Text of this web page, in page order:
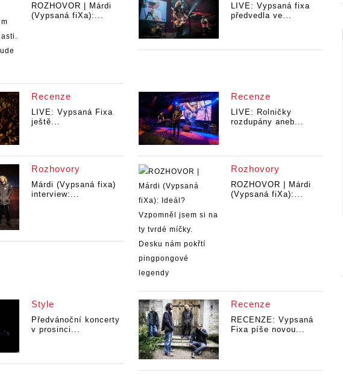
ROZHOVOR | Márdi
(Vypsaná fiXa):...
LIVE: Vypsaná fixa
předvedla ve...
Recenze
LIVE: Vypsaná Fixa
ještě...
Recenze
LIVE: Rolničky
rozdupány aneb...
Rozhovory
Márdi (Vypsaná fixa)
interview:...
Rozhovory
ROZHOVOR | Márdi
(Vypsaná fiXa):...
Style
Předvánoční koncerty
v prosinci...
Recenze
RECENZE: Vypsaná
Fixa píše novou...